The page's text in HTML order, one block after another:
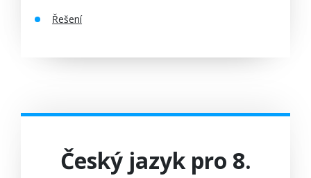
Řešení
Český jazyk pro 8.